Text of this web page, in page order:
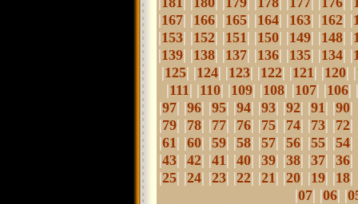
|167| |166| |165| |164| |163| |162| |
|153| |152| |151| |150| |149| |148| |
|139| |138| |137| |136| |135| |134| |
|125| |124| |123| |122| |121| |120| |
|111| |110| |109| |108| |107| |106|
|97| |96| |95| |94| |93| |92| |91| |90|
|79| |78| |77| |76| |75| |74| |73| |72|
|61| |60| |59| |58||57| |56| |55| |54|
|43| |42| |41| |40| |39| |38| |37| |36|
|25| |24| |23| |22| |21| |20| |19| |18|
|07| |06| |